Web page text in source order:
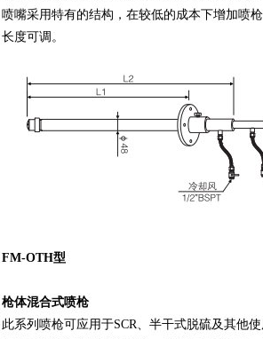
喷嘴采用特有的结构，在较低的成本下增加喷枪
长度可调。
FM-OTH型
枪体混合式喷枪
此系列喷枪可应用于SCR、半干式脱硫及其他使